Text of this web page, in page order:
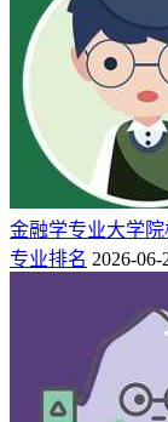
金融学专业大学院
专业排名 2026-06-